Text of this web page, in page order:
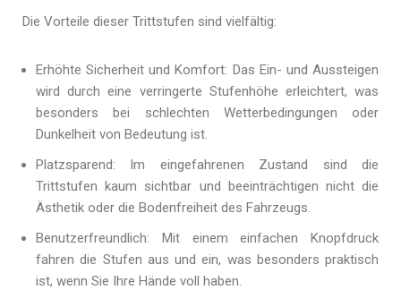
Die Vorteile dieser Trittstufen sind vielfältig:
Erhöhte Sicherheit und Komfort: Das Ein- und Aussteigen
wird durch eine verringerte Stufenhöhe erleichtert, was
besonders bei schlechten Wetterbedingungen oder
Dunkelheit von Bedeutung ist.
Platzsparend: Im eingefahrenen Zustand sind die
Trittstufen kaum sichtbar und beeinträchtigen nicht die
Ästhetik oder die Bodenfreiheit des Fahrzeugs.
Benutzerfreundlich: Mit einem einfachen Knopfdruck
fahren die Stufen aus und ein, was besonders praktisch
ist, wenn Sie Ihre Hände voll haben.